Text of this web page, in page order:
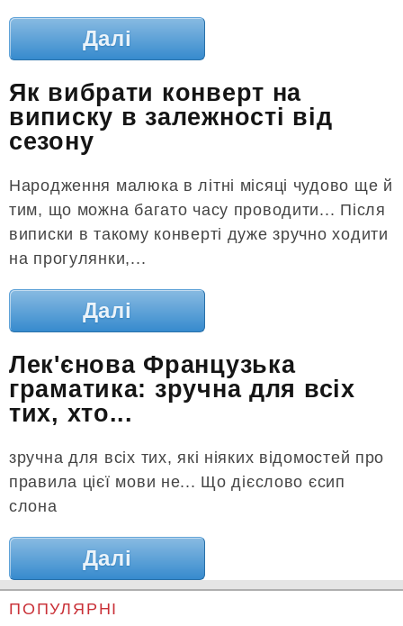
Далі
Як вибрати конверт на
виписку в залежності від
сезону
Народження малюка в літні місяці чудово ще й
тим, що можна багато часу проводити... Після
виписки в такому конверті дуже зручно ходити
на прогулянки,...
Далі
Лек'єнова Французька
граматика: зручна для всіх
тих, хто...
зручна для всіх тих, які ніяких відомостей про
правила цієї мови не... Що дієслово єсип
слона
Далі
ПОПУЛЯРНІ